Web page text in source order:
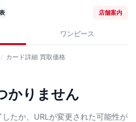
店舗案内
ワンピース
カード詳細 買取価格
かりません
たか、URLが変更された可能性が